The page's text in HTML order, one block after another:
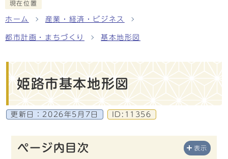
現在位置
ホーム 産業・経済・ビジネス
都市計画・まちづくり 基本地形図
姫路市基本地形図
更新日： 2026年5月7日 ID:11356
ページ内目次 表示